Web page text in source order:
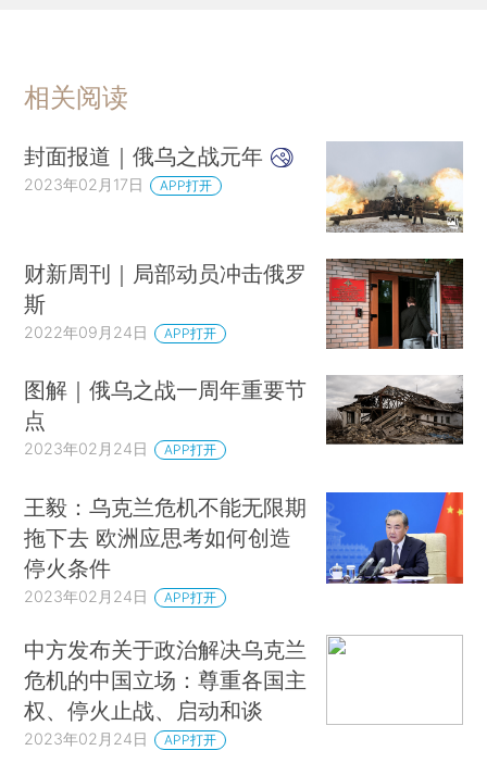
相关阅读
封面报道｜俄乌之战元年
2023年02月17日 APP打开
财新周刊｜局部动员冲击俄罗
斯
2022年09月24日 APP打开
图解｜俄乌之战一周年重要节
点
2023年02月24日 APP打开
王毅：乌克兰危机不能无限期
拖下去 欧洲应思考如何创造
停火条件
2023年02月24日 APP打开
中方发布关于政治解决乌克兰
危机的中国立场：尊重各国主
权、停火止战、启动和谈
2023年02月24日 APP打开